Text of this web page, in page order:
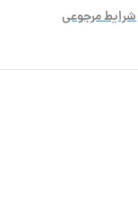
شرایط مرجوعی